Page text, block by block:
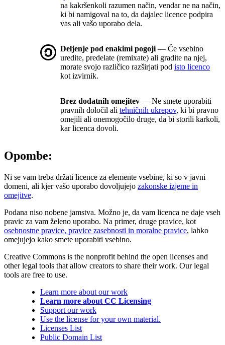
na kakršenkoli razumen način, vendar ne na način,
ki bi namigoval na to, da dajalec licence podpira
vas ali vašo uporabo dela.
Deljenje pod enakimi pogoji — Če vsebino
uredite, predelate (remixate) ali gradite na njej,
morate svojo različico razširjati pod isto licenco
kot izvirnik.
Brez dodatnih omejitev — Ne smete uporabiti
pravnih določil ali tehničnih ukrepov, ki bi pravno
omejili ali onemogočilo druge, da bi storili karkoli,
kar licenca dovoli.
Opombe:
Ni se vam treba držati licence za elemente vsebine, ki so v javni
domeni, ali kjer vašo uporabo dovoljujejo zakonske izjeme in
omejitve.
Podana niso nobene jamstva. Možno je, da vam licenca ne daje vseh
pravic za vam želeno uporabo. Na primer, druge pravice, kot
osebnostne pravice, pravice zasebnosti in moralne pravice, lahko
omejujejo kako smete uporabiti vsebino.
Creative Commons is the nonprofit behind the open licenses and
other legal tools that allow creators to share their work. Our legal
tools are free to use.
Learn more about our work
Learn more about CC Licensing
Support our work
Use the license for your own material.
Licenses List
Public Domain List